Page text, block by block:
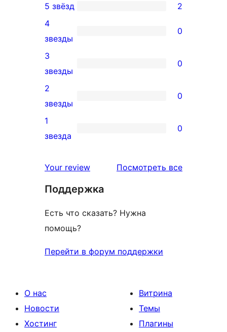
2
5-
звездный
отзыв
5 звёзд 2
0
4-
звездный
отзыв
4
звезды
0
0
3-
звездный
отзыв
3
звезды
0
0
2-
звездный
2
звезды
0
0
звездный
1
звезда
0
Your review Посмотреть всеотзывы
Поддержка
Есть что сказать? Нужна
помощь?
Перейти в форум поддержки
О нас
Новости
Хостинг
Витрина
Темы
Плагины